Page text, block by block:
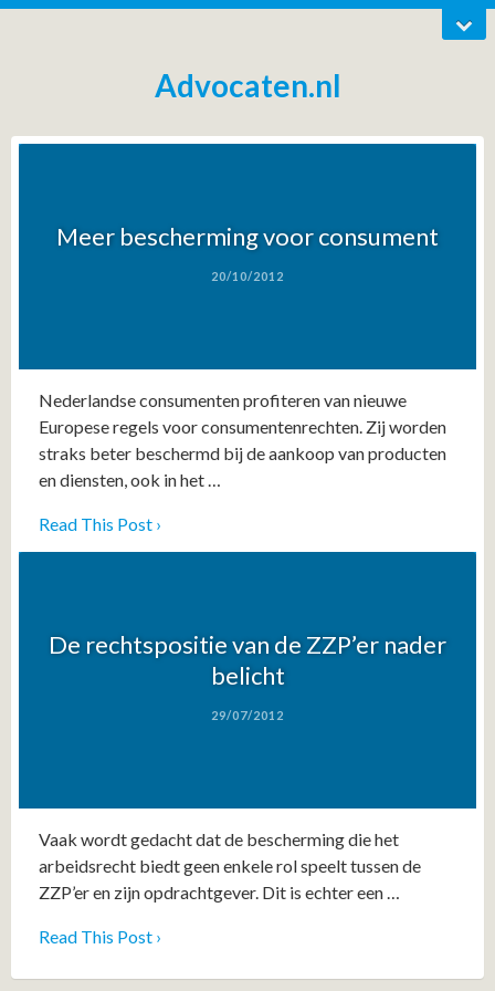
Advocaten.nl
Meer bescherming voor consument
20/10/2012
Nederlandse consumenten profiteren van nieuwe
Europese regels voor consumentenrechten. Zij worden
straks beter beschermd bij de aankoop van producten
en diensten, ook in het …
Read This Post ›
De rechtspositie van de ZZP’er nader
belicht
29/07/2012
Vaak wordt gedacht dat de bescherming die het
arbeidsrecht biedt geen enkele rol speelt tussen de
ZZP’er en zijn opdrachtgever. Dit is echter een …
Read This Post ›